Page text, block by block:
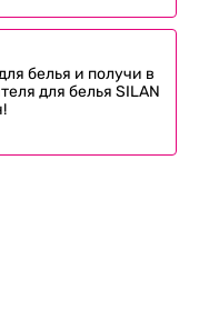
белья и получи в
для белья SILAN